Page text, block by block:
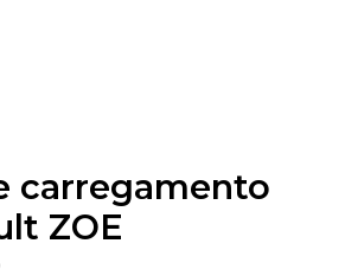
carregamento
ZOE